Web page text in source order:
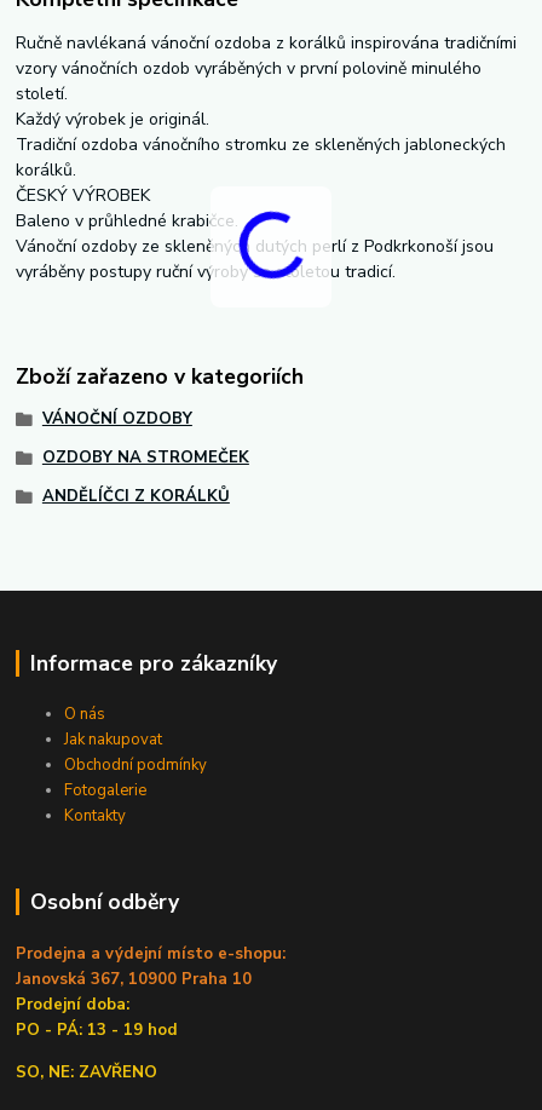
Ručně navlékaná vánoční ozdoba z korálků inspirována tradičními
vzory vánočních ozdob vyráběných v první polovině minulého
století.
Každý výrobek je originál.
Tradiční ozdoba vánočního stromku ze skleněných jabloneckých
korálků.
ČESKÝ VÝROBEK
Baleno v průhledné krabičce.
Vánoční ozdoby ze skleněných dutých perlí z Podkrkonoší jsou
vyráběny postupy ruční výroby se stoletou tradicí.
Zboží zařazeno v kategoriích
VÁNOČNÍ OZDOBY
OZDOBY NA STROMEČEK
ANDĚLÍČCI Z KORÁLKŮ
Informace pro zákazníky
O nás
Jak nakupovat
Obchodní podmínky
Fotogalerie
Kontakty
Osobní odběry
Prodejna a výdejní místo e-shopu:
Janovská 367, 10900 Praha 10
Prodejní doba:
PO - PÁ: 13 - 19 hod
SO, NE: ZAVŘENO